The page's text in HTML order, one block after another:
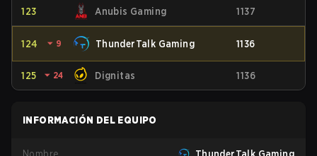
123 Anubis Gaming 1137
124 ⏷ 9 ThunderTalk Gaming 1136
125 ⏷ 24 Dignitas 1136
INFORMACIÓN DEL EQUIPO